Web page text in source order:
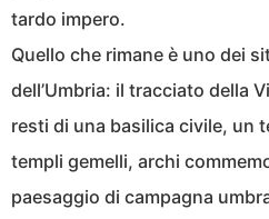
tardo impero.
Quello che rimane è uno dei
dell’Umbria: il tracciato della
resti di una basilica civile, un
templi gemelli, archi
paesaggio di campagna